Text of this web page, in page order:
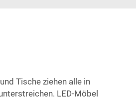
Tische ziehen alle in
LED-Möbel